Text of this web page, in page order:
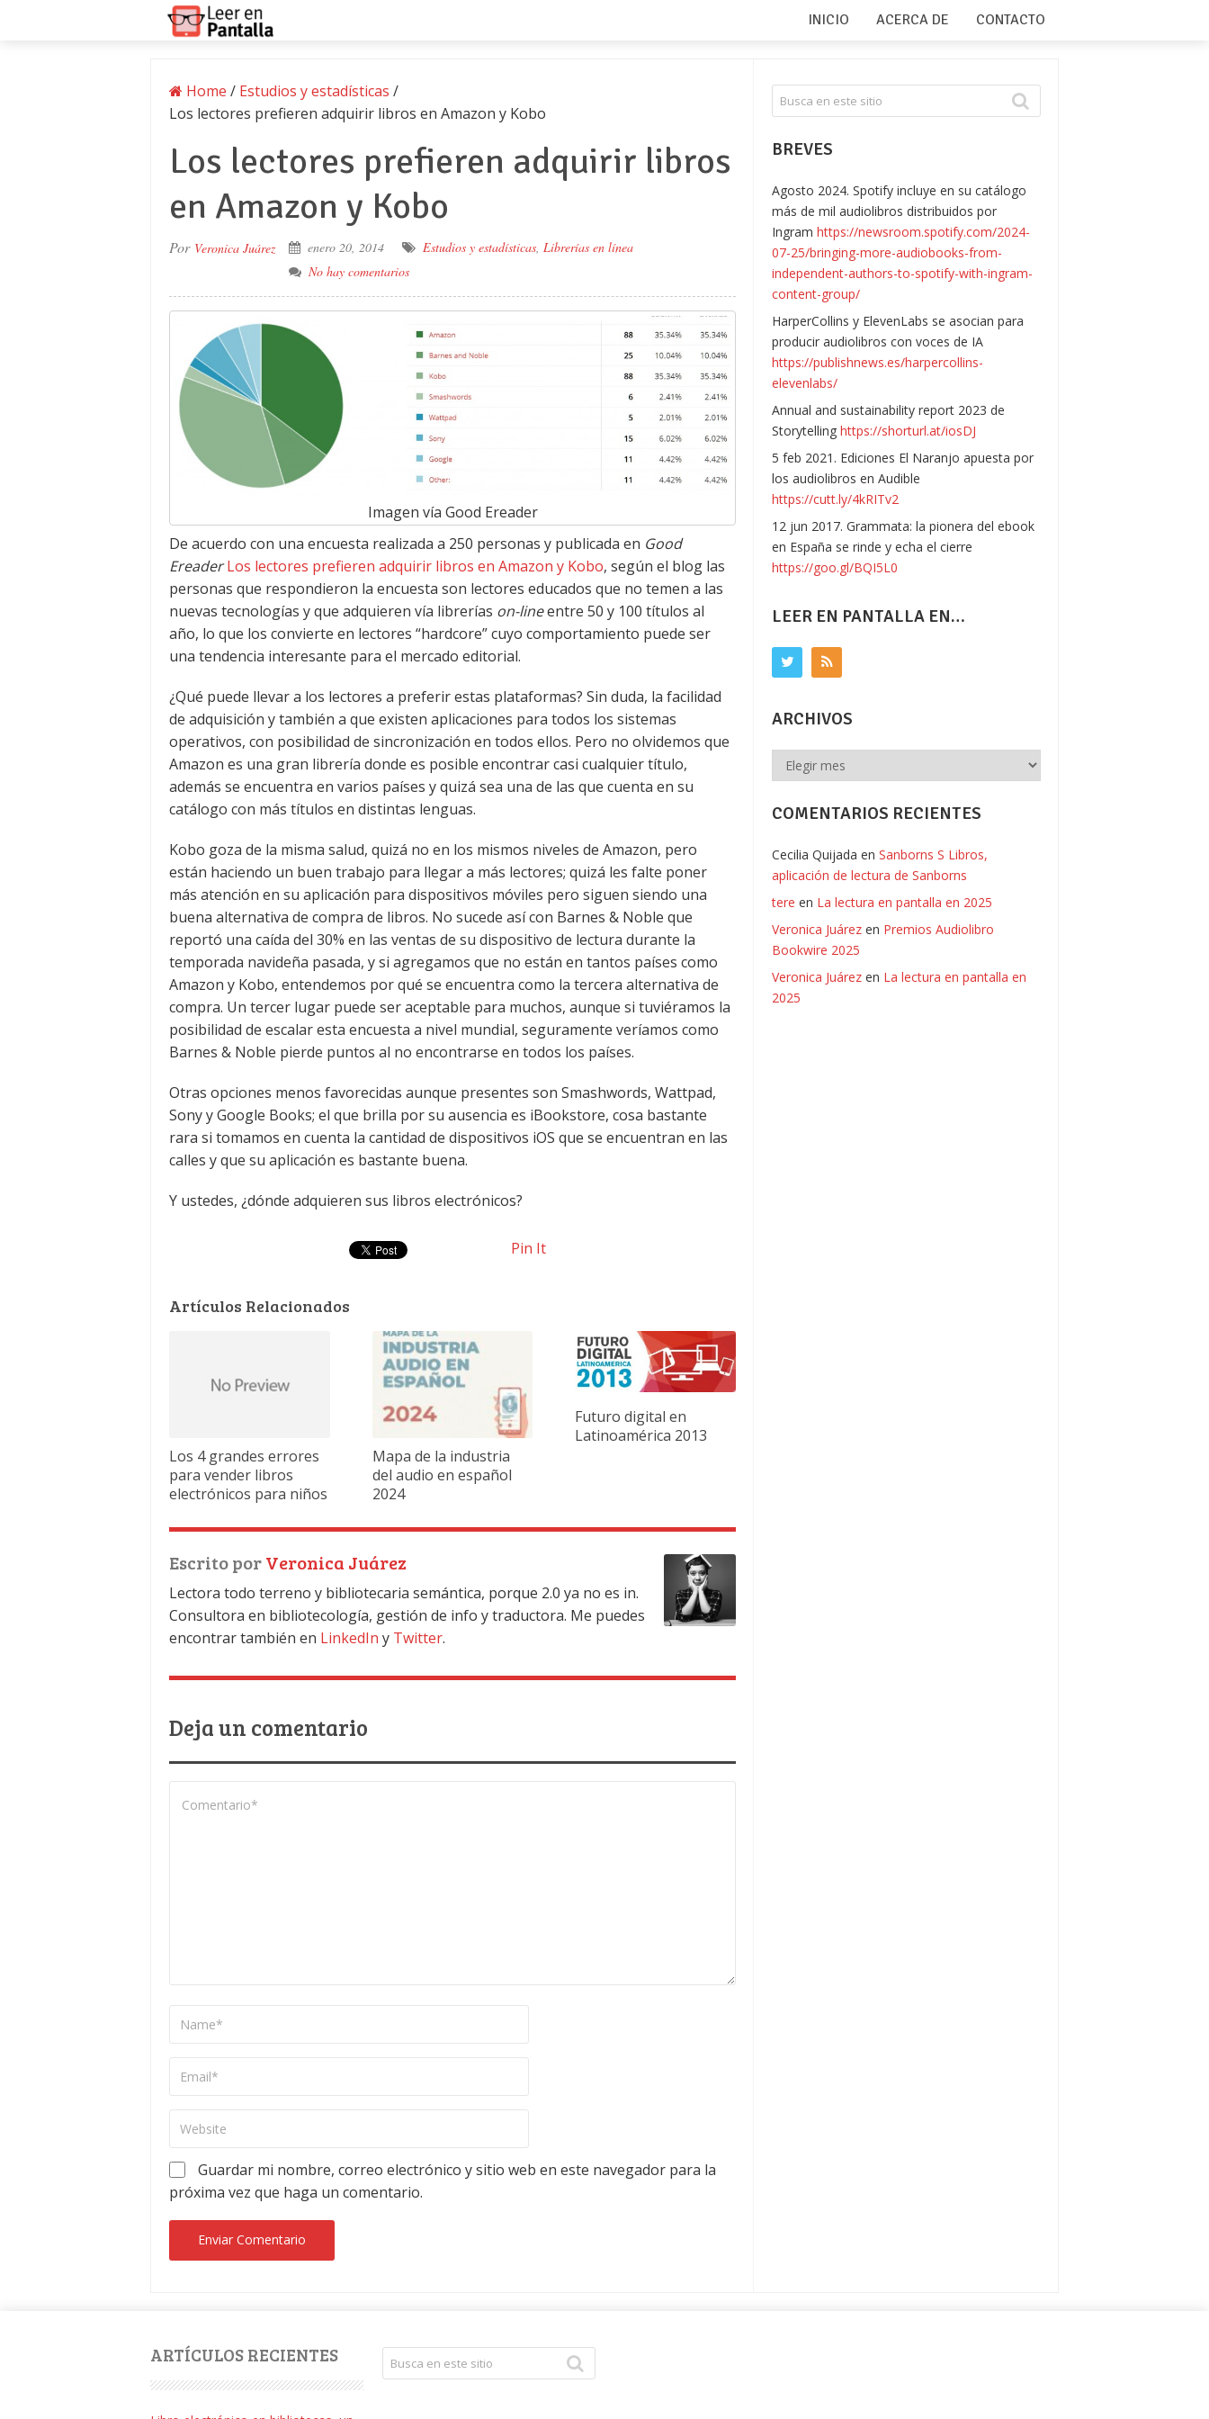
INICIO ACERCA DE CONTACTO
Home / Estudios y estadísticas /
Los lectores prefieren adquirir libros en Amazon y Kobo
Los lectores prefieren adquirir libros
en Amazon y Kobo
Por Veronica Juárez enero 20, 2014 Estudios y estadísticas, Librerías en línea
No hay comentarios
Imagen vía Good Ereader
De acuerdo con una encuesta realizada a 250 personas y publicada en Good
Ereader Los lectores prefieren adquirir libros en Amazon y Kobo, según el blog las
personas que respondieron la encuesta son lectores educados que no temen a las
nuevas tecnologías y que adquieren vía librerías on-lineentre 50 y 100 títulos al
año, lo que los convierte en lectores “hardcore” cuyo comportamiento puede ser
una tendencia interesante para el mercado editorial.
¿Qué puede llevar a los lectores a preferir estas plataformas? Sin duda, la facilidad
de adquisición y también a que existen aplicaciones para todos los sistemas
operativos, con posibilidad de sincronización en todos ellos. Pero no olvidemos que
Amazon es una gran librería donde es posible encontrar casi cualquier título,
además se encuentra en varios países y quizá sea una de las que cuenta en su
catálogo con más títulos en distintas lenguas.
Kobo goza de la misma salud, quizá no en los mismos niveles de Amazon, pero
están haciendo un buen trabajo para llegar a más lectores; quizá les falte poner
más atención en su aplicación para dispositivos móviles pero siguen siendo una
buena alternativa de compra de libros. No sucede así con Barnes & Noble que
reportó una caída del 30% en las ventas de su dispositivo de lectura durante la
temporada navideña pasada, y si agregamos que no están en tantos países como
Amazon y Kobo, entendemos por qué se encuentra como la tercera alternativa de
compra. Un tercer lugar puede ser aceptable para muchos, aunque si tuviéramos la
posibilidad de escalar esta encuesta a nivel mundial, seguramente veríamos como
Barnes & Noble pierde puntos al no encontrarse en todos los países.
Otras opciones menos favorecidas aunque presentes son Smashwords, Wattpad,
Sony y Google Books; el que brilla por su ausencia es iBookstore, cosa bastante
rara si tomamos en cuenta la cantidad de dispositivos iOS que se encuentran en las
calles y que su aplicación es bastante buena.
Y ustedes, ¿dónde adquieren sus libros electrónicos?
Pin It
Artículos Relacionados
Los 4 grandes errores
para vender libros
electrónicos para niños
Mapa de la industria
del audio en español
2024
Futuro digital en
Latinoamérica 2013
Escrito porVeronica Juárez
Lectora todo terreno y bibliotecaria semántica, porque 2.0 ya no es in.
Consultora en bibliotecología, gestión de info y traductora. Me puedes
encontrar también en LinkedIn y Twitter.
Deja un comentario
Guardar mi nombre, correo electrónico y sitio web en este navegador para la
próxima vez que haga un comentario.
BREVES
Agosto 2024. Spotify incluye en su catálogo
más de mil audiolibros distribuidos por
Ingramhttps://newsroom.spotify.com/2024-
07-25/bringing-more-audiobooks-from-
independent-authors-to-spotify-with-ingram-
content-group/
HarperCollins y ElevenLabs se asocian para
producir audiolibros con voces de IA
https://publishnews.es/harpercollins-
elevenlabs/
Annual and sustainability report 2023 de
Storytellinghttps://shorturl.at/iosDJ
5 feb 2021. Ediciones El Naranjo apuesta por
los audiolibros en Audible
https://cutt.ly/4kRITv2
12 jun 2017. Grammata: la pionera del ebook
en España se rinde y echa el cierre
https://goo.gl/BQI5L0
LEER EN PANTALLA EN…
ARCHIVOS
Archivos
COMENTARIOS RECIENTES
Cecilia Quijada enSanborns S Libros,
aplicación de lectura de Sanborns
tere en La lectura en pantalla en 2025
Veronica Juárez en Premios Audiolibro
Bookwire 2025
Veronica Juárez en La lectura en pantalla en
2025
ARTÍCULOS RECIENTES